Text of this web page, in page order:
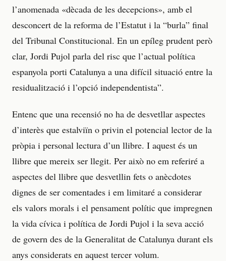
l’anomenada «dècada de les decepcions», amb el
desconcert de la reforma de l’Estatut i la “burla” final
del Tribunal Constitucional. En un epíleg prudent però
clar, Jordi Pujol parla del risc que l’actual política
espanyola porti Catalunya a una difícil situació entre la
residualització i l’opció independentista”.
Entenc que una recensió no ha de desvetllar aspectes
d’interès que estalviïn o privin el potencial lector de la
pròpia i personal lectura d’un llibre. I aquest és un
llibre que mereix ser llegit. Per això no em referiré a
aspectes del llibre que desvetllin fets o anècdotes
dignes de ser comentades i em limitaré a considerar
els valors morals i el pensament polític que impregnen
la vida cívica i política de Jordi Pujol i la seva acció
de govern des de la Generalitat de Catalunya durant els
anys considerats en aquest tercer volum.